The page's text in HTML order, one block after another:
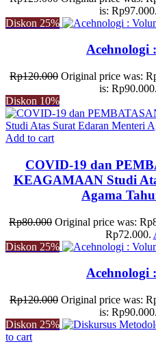
is: Rp97.000.
Diskon 25%
Acehnologi
Rp120.000 Original price was:
is: Rp90.000.
Diskon 10%
Add to cart
COVID-19 dan
KEAGAMAAN Studi
Agama
Rp80.000 Original price was:
Rp72.000.
Diskon 25%
Acehnologi
Rp120.000 Original price was:
is: Rp90.000.
Diskon 25%
to cart